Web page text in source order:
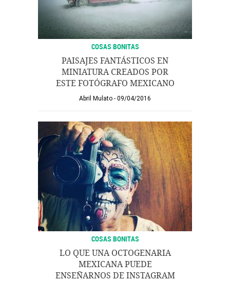
COSAS BONITAS
PAISAJES FANTÁSTICOS EN
MINIATURA CREADOS POR
ESTE FOTÓGRAFO MEXICANO
Abril Mulato 09/04/2016
COSAS BONITAS
LO QUE UNA OCTOGENARIA
MEXICANA PUEDE
ENSEÑARNOS DE INSTAGRAM